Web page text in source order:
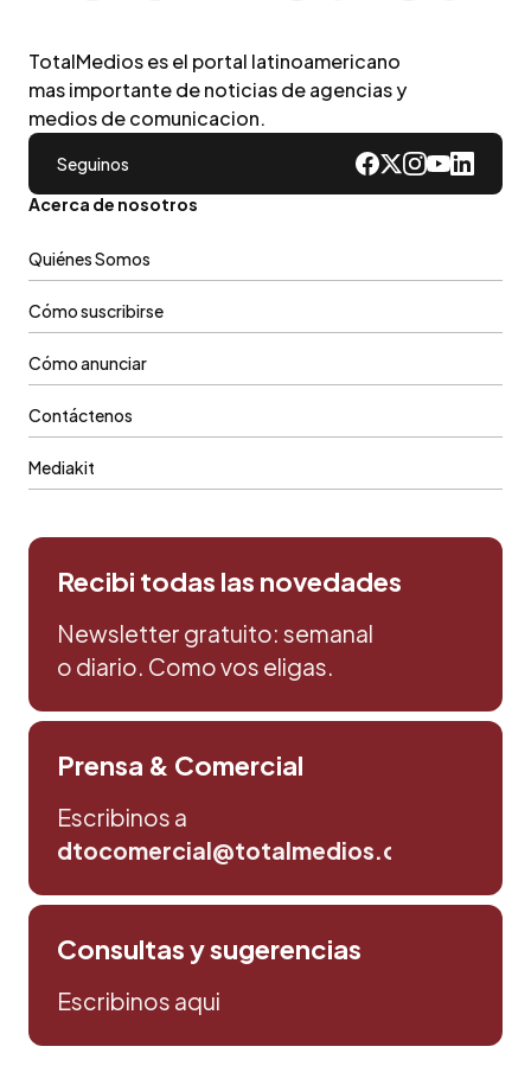
TotalMedios es el portal latinoamericano
mas importante de noticias de agencias y
medios de comunicacion.
Seguinos
Acerca de nosotros
Quiénes Somos
Cómo suscribirse
Cómo anunciar
Contáctenos
Mediakit
Recibi todas las novedades
Newsletter gratuito: semanal
o diario. Como vos eligas.
Prensa & Comercial
Escribinos a
dtocomercial@totalmedios.com
Consultas y sugerencias
Escribinos aqui